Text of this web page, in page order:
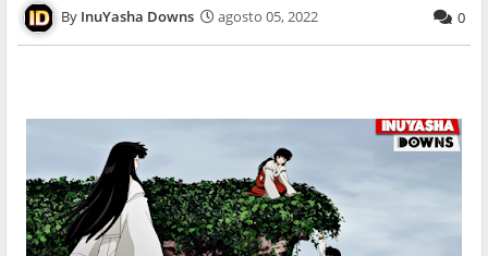
InuYasha Downs agosto 05, 2022 0